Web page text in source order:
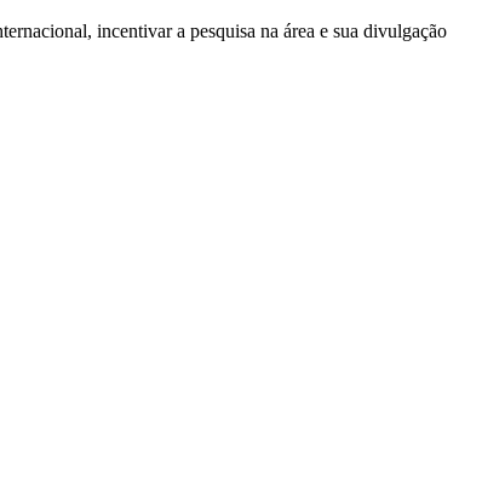
incentivar a pesquisa na área e sua divulgação